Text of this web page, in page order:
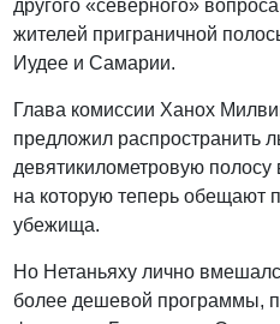
другого «северного»
жителей приграничной
Иудее и Самарии.
Глава комиссии Ханох
предложил распространить
девятикилометровую
на которую теперь обещают
убежища.
Но Нетаньяху лично
более дешевой программы,